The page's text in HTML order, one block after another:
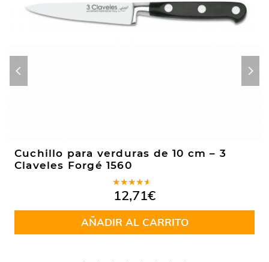
Cuchillo para verduras de 10 cm – 3
Claveles Forgé 1560
Valorado
en4.00
de 5
12,71€
AÑADIR AL CARRITO